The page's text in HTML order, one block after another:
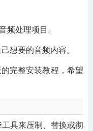
处理项目。
想要的音频内容。
完整安装教程，希望
具来压制、替换或彻